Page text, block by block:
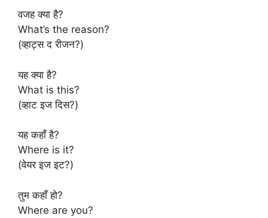
वजह क्या है?
What’s the reason?
(व्हाट्स द रीजन?)
यह क्या है?
What is this?
(व्हाट इज दिस?)
यह कहाँ है?
Where is it?
(वेयर इज इट?)
तुम कहाँ हो?
Where are you?